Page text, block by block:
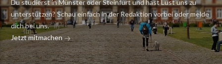
Du studierst in Münster oder Steinfurt und hast Lust uns zu
unterstützen? Schau einfach in der Redaktion vorbei oder melde
dich bei uns.
Jetzt mitmachen